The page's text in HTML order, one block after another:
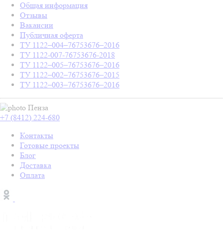
Общая информация
Отзывы
Вакансии
Публичная оферта
ТУ 1122–004–76753676–2016
ТУ 1122-007-76753676-2018
ТУ 1122–005–76753676–2016
ТУ 1122–002–76753676–2015
ТУ 1122–003–76753676–2016
Пенза
+7 (8412) 224-680
Контакты
Готовые проекты
Блог
Доставка
Оплата